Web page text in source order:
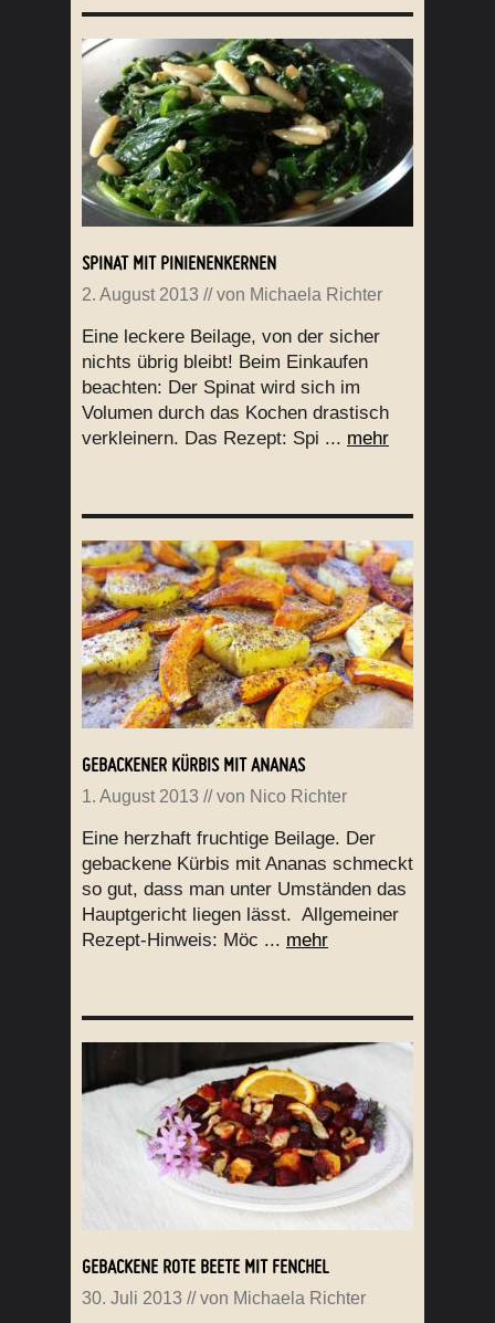
SPINAT MIT PINIENENKERNEN
2. August 2013 // von Michaela Richter
Eine leckere Beilage, von der sicher
nichts übrig bleibt! Beim Einkaufen
beachten: Der Spinat wird sich im
Volumen durch das Kochen drastisch
verkleinern. Das Rezept: Spi ... mehr
GEBACKENER KÜRBIS MIT ANANAS
1. August 2013 // von Nico Richter
Eine herzhaft fruchtige Beilage. Der
gebackene Kürbis mit Ananas schmeckt
so gut, dass man unter Umständen das
Hauptgericht liegen lässt. Allgemeiner
Rezept-Hinweis: Möc ... mehr
GEBACKENE ROTE BEETE MIT FENCHEL
30. Juli 2013 // von Michaela Richter